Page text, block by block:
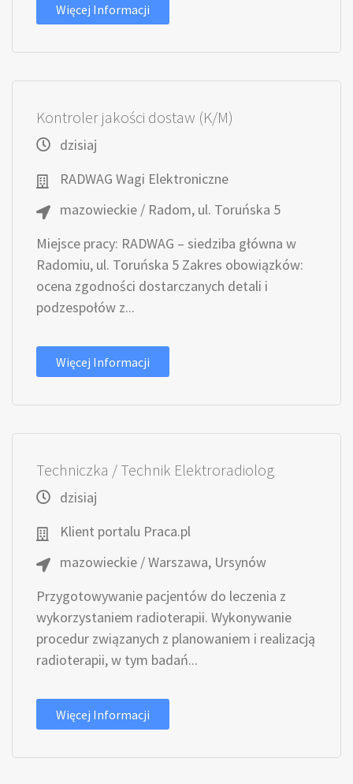
Więcej Informacji
Kontroler jakości dostaw (K/M)
dzisiaj
RADWAG Wagi Elektroniczne
mazowieckie / Radom, ul. Toruńska 5
Miejsce pracy: RADWAG – siedziba główna w
Radomiu, ul. Toruńska 5 Zakres obowiązków:
ocena zgodności dostarczanych detali i
podzespołów z...
Więcej Informacji
Techniczka / Technik Elektroradiolog
dzisiaj
Klient portalu Praca.pl
mazowieckie / Warszawa, Ursynów
Przygotowywanie pacjentów do leczenia z
wykorzystaniem radioterapii. Wykonywanie
procedur związanych z planowaniem i realizacją
radioterapii, w tym badań...
Więcej Informacji